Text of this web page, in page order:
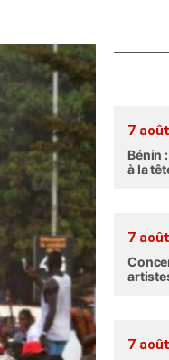
7
Bénin
à la
7
7